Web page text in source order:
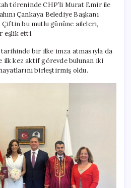
töreninde CHP’li Murat Emir ile
Çankaya Belediye Başkanı
Çiftin bu mutlu gününe aileleri,
eşlik etti.
bir ilke imza atmasıyla da
ilk kez aktif görevde bulunan iki
birleştirmiş oldu.